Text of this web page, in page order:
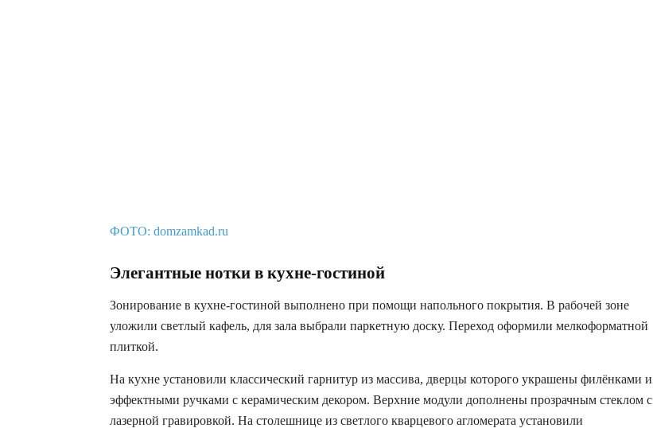
ФОТО: domzamkad.ru
Элегантные нотки в кухне-гостиной
Зонирование в кухне-гостиной выполнено при помощи напольного покрытия. В рабочей зоне
уложили светлый кафель, для зала выбрали паркетную доску. Переход оформили мелкоформатной
плиткой.
На кухне установили классический гарнитур из массива, дверцы которого украшены филёнками и
эффектными ручками с керамическим декором. Верхние модули дополнены прозрачным стеклом с
лазерной гравировкой. На столешнице из светлого кварцевого агломерата установили